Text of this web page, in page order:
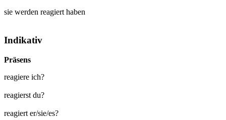
sie werden reagiert haben
Indikativ
Präsens
reagiere ich?
reagierst du?
reagiert er/sie/es?